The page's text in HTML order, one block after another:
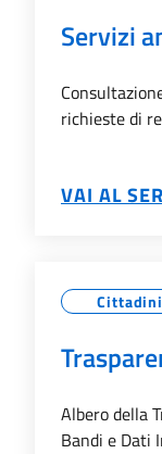
Servizi
richieste di
VAI AL
Cittadini
Albero della
Bandi e Dati